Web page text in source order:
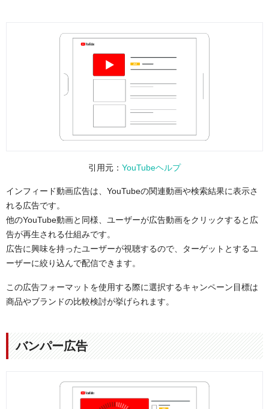
引用元： YouTubeヘルプ
インフィード動画広告は、YouTubeの関連動画や検索結果に表示さ
れる広告です。
他のYouTube動画と同様、ユーザーが広告動画をクリックすると広
告が再生される仕組みです。
広告に興味を持ったユーザーが視聴するので、ターゲットとするユ
ーザーに絞り込んで配信できます。
この広告フォーマットを使用する際に選択するキャンペーン目標は
商品やブランドの比較検討が挙げられます。
バンパー広告